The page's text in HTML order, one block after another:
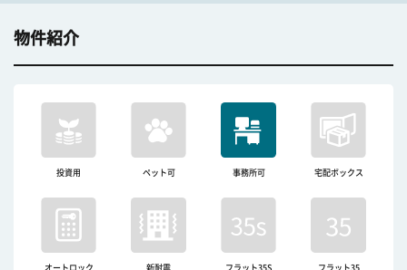
物件紹介
投資用 ペット可 事務所可 宅配ボックス
オートロック 新耐震 フラット35S フラット35